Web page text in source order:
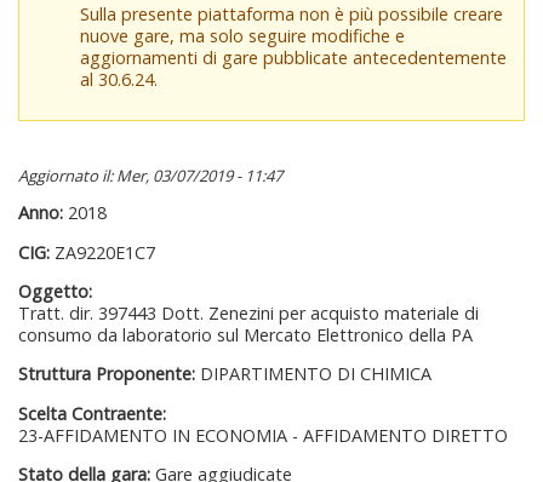
Sulla presente piattaforma non è più possibile creare
nuove gare, ma solo seguire modifiche e
aggiornamenti di gare pubblicate antecedentemente
al 30.6.24.
Aggiornato il: Mer, 03/07/2019 - 11:47
Anno: 2018
CIG: ZA9220E1C7
Oggetto:
Tratt. dir. 397443 Dott. Zenezini per acquisto materiale di
consumo da laboratorio sul Mercato Elettronico della PA
Struttura Proponente: DIPARTIMENTO DI CHIMICA
Scelta Contraente:
23-AFFIDAMENTO IN ECONOMIA - AFFIDAMENTO DIRETTO
Stato della gara: Gare aggiudicate